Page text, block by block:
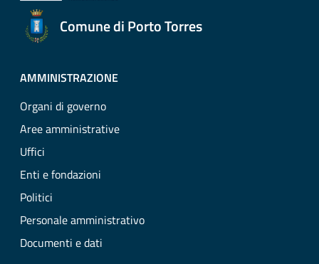
Comune di Porto Torres
AMMINISTRAZIONE
Organi di governo
Aree amministrative
Uffici
Enti e fondazioni
Politici
Personale amministrativo
Documenti e dati